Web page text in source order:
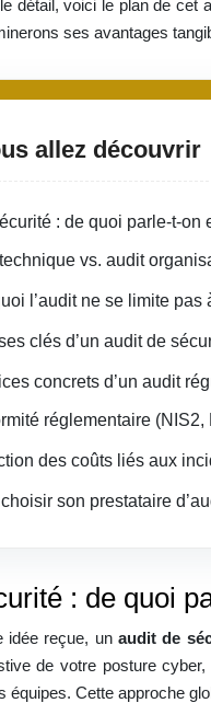
détail, voici le plan de
ses avantages
allez découvrir
: de quoi parle-t-on
vs. audit
l’audit ne se limite pas
clés d’un audit de
concrets d’un audit
réglementaire (NIS2,
des coûts liés aux
son prestataire
: de quoi
idée reçue, un audit de
de votre posture
équipes. Cette approche